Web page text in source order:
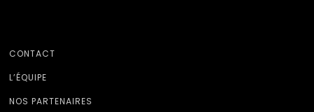
CONTACT
L’ÉQUIPE
NOS PARTENAIRES